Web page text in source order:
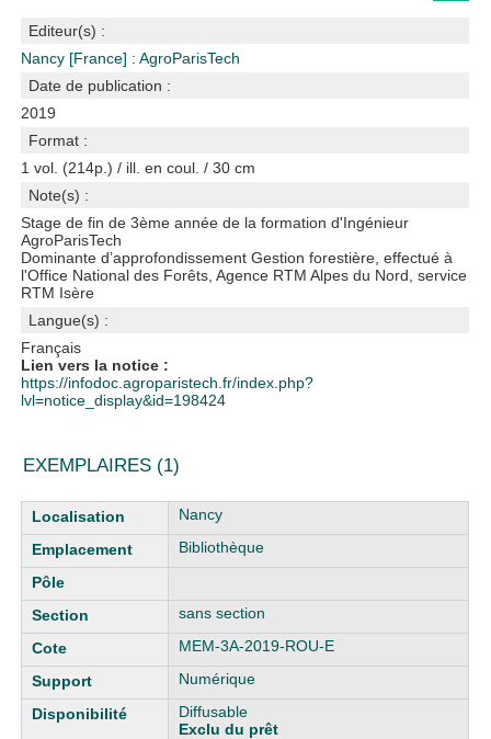
Editeur(s) :
Nancy [France] : AgroParisTech
Date de publication :
2019
Format :
1 vol. (214p.) / ill. en coul. / 30 cm
Note(s) :
Stage de fin de 3ème année de la formation d'Ingénieur
AgroParisTech
Dominante d’approfondissement Gestion forestière, effectué à
l'Office National des Forêts, Agence RTM Alpes du Nord, service
RTM Isère
Langue(s) :
Français
Lien vers la notice :
https://infodoc.agroparistech.fr/index.php?
lvl=notice_display&id=198424
EXEMPLAIRES (1)
Liste des exemplaires
Nancy
Bibliothèque
sans section
MEM-3A-2019-ROU-E
Numérique
Diffusable
Exclu du prêt